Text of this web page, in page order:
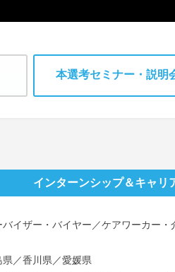
本選考セミナー・説明
インターンシップ＆キャリ
イザー・バイヤー／ケアワーカー
／香川県／愛媛県